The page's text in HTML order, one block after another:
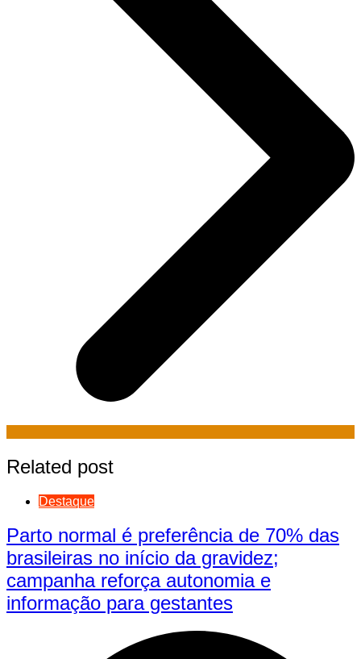
Related post
Destaque
Parto normal é preferência de 70% das
brasileiras no início da gravidez;
campanha reforça autonomia e
informação para gestantes